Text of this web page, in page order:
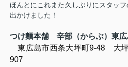
ほんとにこれまた久しぶりにスタッ
出かけました！
つけ麵本舗 辛部（からぶ）東広
東広島市西条大坪町9-48 大
907